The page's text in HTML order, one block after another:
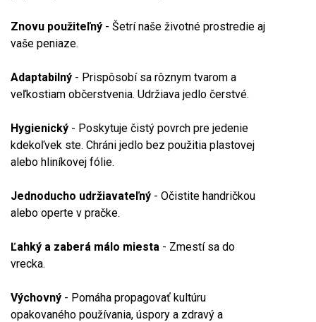
Znovu použiteľný - Šetrí naše životné prostredie aj
vaše peniaze.
Adaptabilný - Prispôsobí sa rôznym tvarom a
veľkostiam občerstvenia. Udržiava jedlo čerstvé.
Hygienický - Poskytuje čistý povrch pre jedenie
kdekoľvek ste. Chráni jedlo bez použitia plastovej
alebo hliníkovej fólie.
Jednoducho udržiavateľný - Očistite handričkou
alebo operte v pračke.
Ľahký a zaberá málo miesta - Zmestí sa do
vrecka.
Výchovný - Pomáha propagovať kultúru
opakovaného používania, úspory a zdravý a